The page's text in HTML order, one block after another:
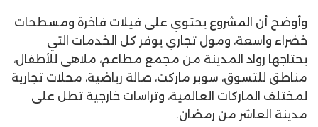
وأوضح أن المشروع يحتوي على فيلات فاخرة ومسطحات
خضراء واسعة، ومول تجاري يوفر كل الخدمات التي
يحتاجها رواد المدينة من مجمع مطاعم، ملاهى للأطفال،
مناطق للتسوق، سوبر ماركت، صالة رياضية، محلات تجارية
لمختلف الماركات العالمية، وتراسات خارجية تطل على
مدينة العاشر من رمضان.